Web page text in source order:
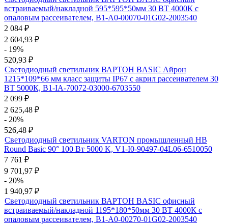
встраиваемый/накладной 595*595*50мм 30 ВТ 4000К с
опаловым рассеивателем, B1-A0-00070-01G02-2003540
2 084 ₽
2 604,93 ₽
- 19%
520,93 ₽
Светодиодный светильник ВАРТОН BASIC Айрон
1215*109*66 мм класс защиты IP67 с акрил рассеивателем 30
ВТ 5000К, B1-IA-70072-03000-6703550
2 099 ₽
2 625,48 ₽
- 20%
526,48 ₽
Светодиодный светильник VARTON промышленный HB
Round Basic 90° 100 Вт 5000 K, V1-I0-90497-04L06-6510050
7 761 ₽
9 701,97 ₽
- 20%
1 940,97 ₽
Светодиодный светильник ВАРТОН BASIC офисный
встраиваемый/накладной 1195*180*50мм 30 ВТ 4000К с
опаловым рассеивателем, B1-A0-00270-01G02-2003540